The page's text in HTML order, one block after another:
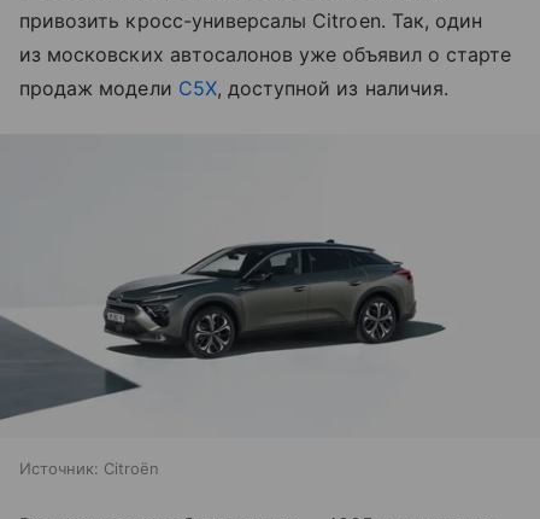
привозить кросс-универсалы Citroen. Так, один
из московских автосалонов уже объявил о старте
продаж модели C5X, доступной из наличия.
Источник: Citroën